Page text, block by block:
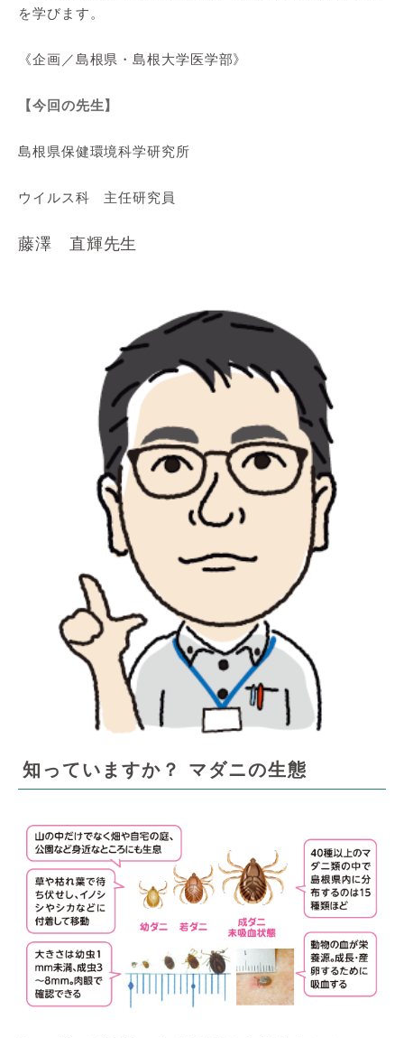
を学びます。
《企画／島根県・島根大学医学部》
【今回の先生】
島根県保健環境科学研究所
ウイルス科 主任研究員
藤澤 直輝先生
知っていますか？ マダニの生態